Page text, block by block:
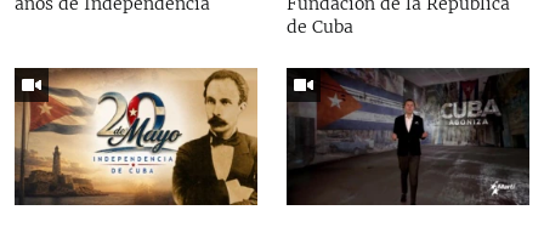
de Cuba